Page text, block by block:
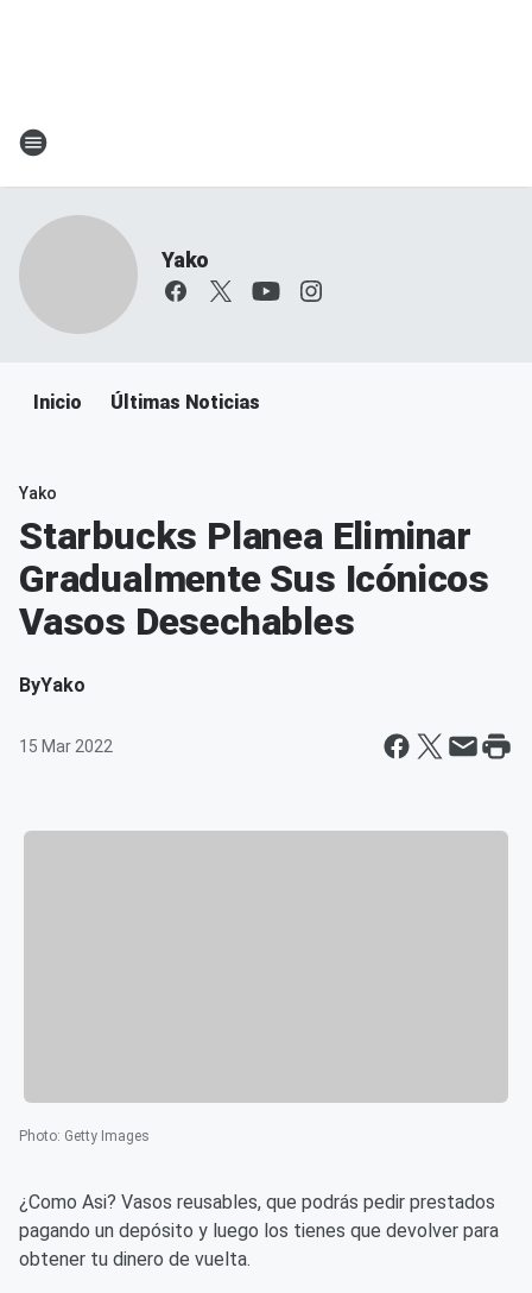
Yako
Inicio Últimas Noticias
Yako
Starbucks Planea Eliminar
Gradualmente Sus Icónicos
Vasos Desechables
ByYako
15 Mar 2022
Photo: Getty Images
¿Como Asi? Vasos reusables, que podrás pedir prestados
pagando un depósito y luego los tienes que devolver para
obtener tu dinero de vuelta.